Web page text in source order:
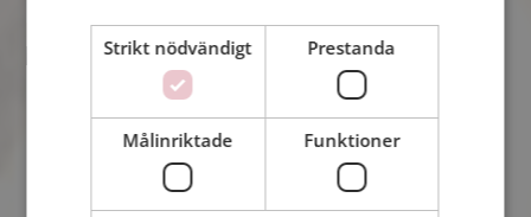
25 år från Mölndal i Västra Götalands län
Söker man 23 - 34 år
tar en minut att bli medlem på
Strikt nödvändigt Prestanda
Målinriktade Funktioner